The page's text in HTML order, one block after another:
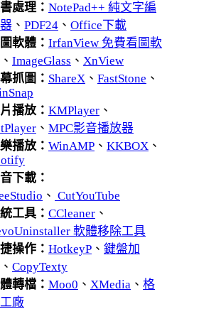
處理： NotePad++ 純文字編
、 PDF24 、 Office下載
軟體： IrfanView 免費看圖軟
、 ImageGlass 、 XnView
抓圖： ShareX 、 FastStone 、
播放： KMPlayer 、
、 MPC影音播放器
播放： WinAMP 、 KKBOX 、
下載：
、 CutYouTube
工具： CCleaner 、
軟體移除工具
操作： HotkeyP 、 鍵盤加
、 CopyTexty
轉檔： Moo0 、 XMedia 、 格
廠